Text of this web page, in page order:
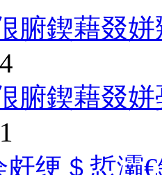
腑鍥藉叕
腑鍥藉叕
绠＄悊灞